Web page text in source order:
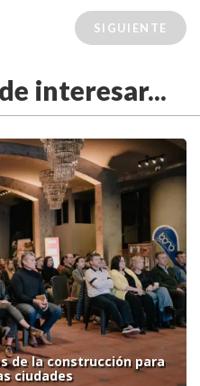
SIGUIENTE
interesar...
de la construcción para
ciudades